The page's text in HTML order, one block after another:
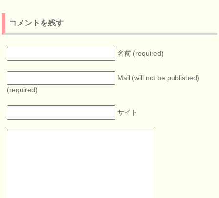
コメントを残す
名前 (required)
Mail (will not be published)
(required)
サイト